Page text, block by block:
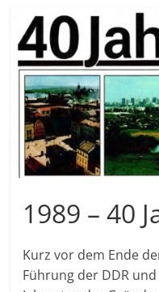
1989 – 40
Kurz vor dem Ende
Führung der DDR